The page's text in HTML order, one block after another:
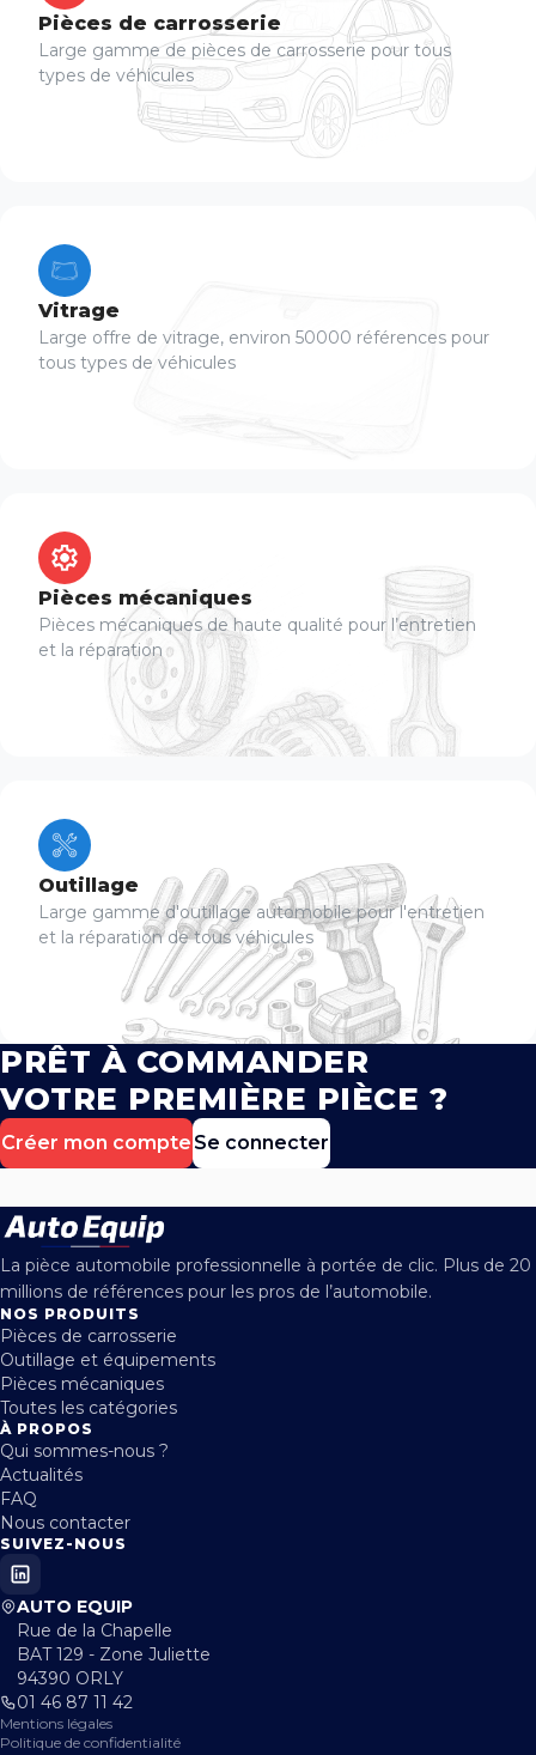
Pièces de carrosserie
Large gamme de pièces de carrosserie pour tous
types de véhicules
Vitrage
Large offre de vitrage, environ 50000 références pour
tous types de véhicules
Pièces mécaniques
Pièces mécaniques de haute qualité pour l’entretien
et la réparation
Outillage
Large gamme d'outillage automobile pour l'entretien
et la réparation de tous véhicules
PRÊT À COMMANDER
VOTRE PREMIÈRE PIÈCE ?
Créer mon compte Se connecter
La pièce automobile professionnelle à portée de clic. Plus de 20
millions de références pour les pros de l’automobile.
NOS PRODUITS
Pièces de carrosserie
Outillage et équipements
Pièces mécaniques
Toutes les catégories
À PROPOS
Qui sommes-nous ?
Actualités
FAQ
Nous contacter
SUIVEZ-NOUS
AUTO EQUIP
Rue de la Chapelle
BAT 129 - Zone Juliette
94390 ORLY
01 46 87 11 42
Mentions légales
Politique de confidentialité